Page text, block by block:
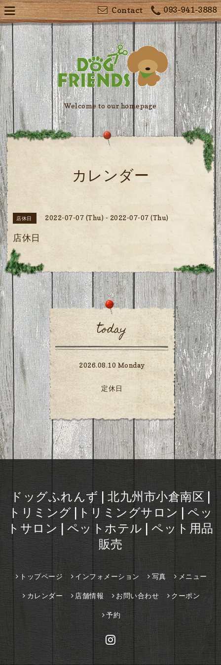
093-941-3888
Contact
Welcome to our homepage
カレンダー
店休日 2022-07-07 (Thu) - 2022-07-07 (Thu)
店休日
today
2026.08.10 Monday
定休日
ドッグふれんず | 北九州市小倉南区 |
トリミング |トリミングサロン | ペッ
トサロン | ペットホテル | ペット用品
販売
トップページ インフォメーション 写真 メニュー
カレンダー 店舗情報 お問い合わせ クーポン
予約